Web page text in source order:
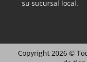
su sucursal local.
Copyright 2026 ©